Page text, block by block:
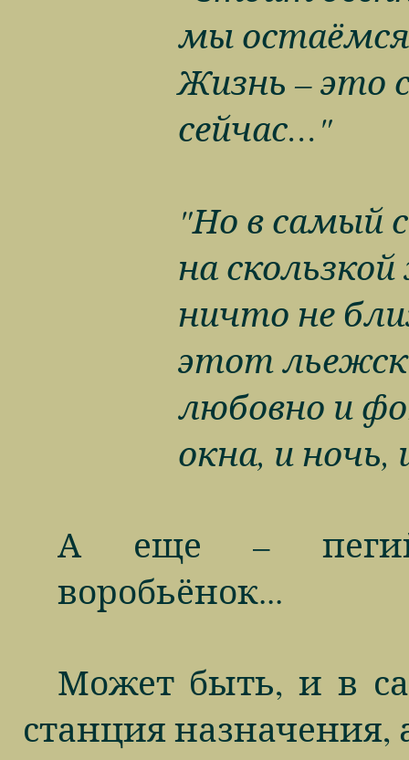
мы
Жизнь – это
сейчас…"
"Но в самый
на
ничто не
этот
любовно и
окна, и ночь,
А еще – пегий
воробьёнок...
Может быть, и в
станция назначения,